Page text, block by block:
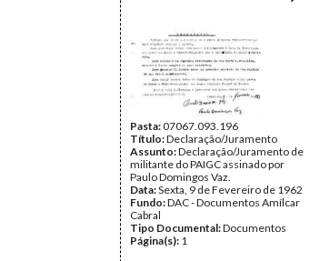
Pasta:07067.093.196
Título:Declaração/Juramento
Assunto:Declaração/Juramento de
militante do PAIGC assinado por
Paulo Domingos Vaz.
Data:Sexta, 9 de Fevereiro de 1962
Fundo:DAC - Documentos Amílcar
Cabral
Tipo Documental:Documentos
Página(s): 1